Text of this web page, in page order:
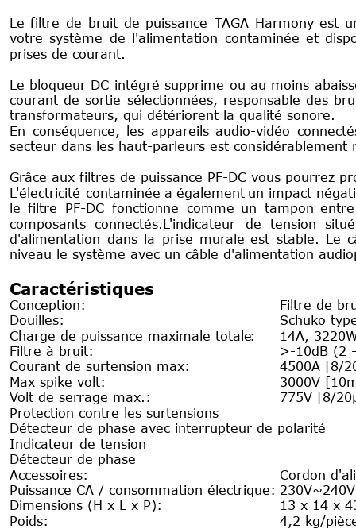
Le filtre de bruit de puissance TAGA Harmony est
votre système de l'alimentation contaminée et
prises de courant.
Le bloqueur DC intégré supprime ou au moins
courant de sortie sélectionnées, responsable des
transformateurs, qui détériorent la qualité sonore.
En conséquence, les appareils audio-vidéo
secteur dans les haut-parleurs est considérablement
Grâce aux filtres de puissance PF-DC vous pourrez
L'électricité contaminée a également un impact
le filtre PF-DC fonctionne comme un tampon entre
composants
connectés.L'indicateur de tension
situé
d'alimentation dans la prise murale est stable. Le
niveau le système avec un câble d'alimentation
Caractéristiques
Conception:
Filtre de
Douilles:
Schuko
Charge de puissance maximale totale:
14A,
Filtre à bruit:
>-10dB (2
Courant de surtension max:
4500A [8/
Max spike volt:
3000V
Volt de serrage max.:
775V [8/
Protection contre les surtensions
Détecteur de phase avec interrupteur de polarité
Indicateur de tension
Détecteur de phase
Accessoires:
Cordon
Puissance CA / consommation électrique:
Dimensions (H x L x P):
13 x 14 x
Poids:
4,2 kg/